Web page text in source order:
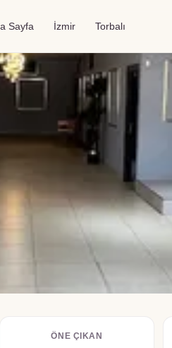
Sayfa İzmir Torbalı
ÖNE ÇIKAN